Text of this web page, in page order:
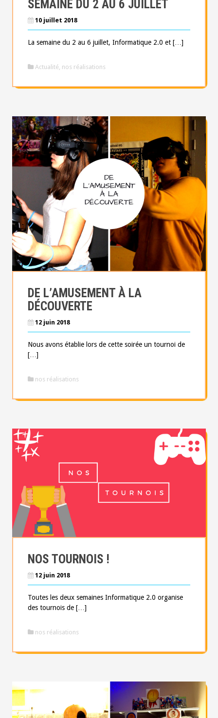
SEMAINE DU 2 AU 6 JUILLET
10 juillet 2018
La semaine du 2 au 6 juillet, Informatique 2.0 et […]
Actualité, nos réalisations
DE L’AMUSEMENT À LA
DÉCOUVERTE
12 juin 2018
Nous avons établie lors de cette soirée un tournoi de
[…]
nos réalisations
NOS TOURNOIS !
12 juin 2018
Toutes les deux semaines Informatique 2.0 organise
des tournois de […]
nos réalisations